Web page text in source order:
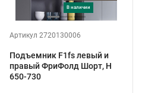
в наличии
Артикул 2720130006
Подъемник F1fs левый и
правый ФриФолд Шорт, H
650-730